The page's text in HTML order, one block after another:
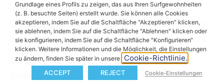
dennoch leicht, wartungsarm und mit einem
Lichtsystem ausgestattet – das vielseitige E-Bike
wird allen Anforderungen einer Großstadt gerecht.
Darüber hinaus gibt es die kostenlose MAHLE
SmartBike App für Android & iOS, mit der Sie den
Grundlage eines Profils zu zeigen, das aus Ihren Surfgewohnheiten
(z. B. besuchte Seiten) erstellt wurde. Sie können alle Cookies
akzeptieren, indem Sie auf die Schaltfläche "Akzeptieren" klicken,
sie ablehnen, indem Sie auf die Schaltfläche "Ablehnen" klicken oder
sie konfigurieren, indem Sie auf die Schaltfläche "Konfigurieren“
klicken. Weitere Informationen und die Möglichkeit, die Einstellungen
zu ändern, finden Sie später in unserer Cookie-Richtlinie.
ACCEPT REJECT Cookie-Einstellungen